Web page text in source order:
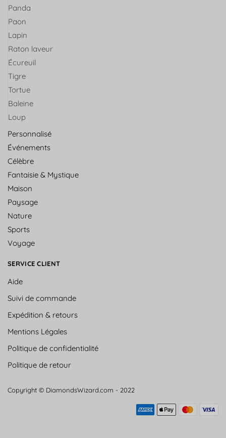
Panda
Paon
Lapin
Raton laveur
Écureuil
Tigre
Tortue
Baleine
Loup
Personnalisé
Événements
Célèbre
Fantaisie & Mystique
Maison
Paysage
Nature
Sports
Voyage
SERVICE CLIENT
Aide
Suivi de commande
Expédition & retours
Mentions Légales
Politique de confidentialité
Politique de retour
Copyright © DiamondsWizard.com - 2022